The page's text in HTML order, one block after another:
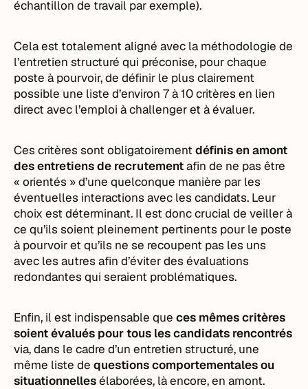
échantillon de travail par exemple).
Cela est totalement aligné avec la méthodologie de
l’entretien structuré qui préconise, pour chaque
poste à pourvoir, de définir le plus clairement
possible une liste d’environ 7 à 10 critères en lien
direct avec l’emploi à challenger et à évaluer.
Ces critères sont obligatoirementdéfinis en amont
des entretiens de recrutementafin de ne pas être
« orientés » d’une quelconque manière par les
éventuelles interactions avec les candidats. Leur
choix est déterminant. Il est donc crucial de veiller à
ce qu’ils soient pleinement pertinents pour le poste
à pourvoir et qu’ils ne se recoupent pas les uns
avec les autres afin d’éviter des évaluations
redondantes qui seraient problématiques.
Enfin, il est indispensable queces mêmes critères
soient évalués pour tous les candidats rencontrés
via, dans le cadre d’un entretien structuré, une
même liste dequestions comportementales ou
situationnellesélaborées, là encore, en amont.